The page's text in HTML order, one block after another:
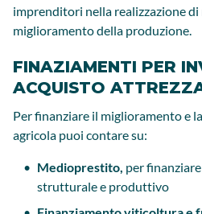
imprenditori nella realizzazione
miglioramento della produzione.
FINAZIAMENTI PER
ACQUISTO
Per finanziare il miglioramento e
agricola puoi contare su:
Medioprestito, per
strutturale e produttivo